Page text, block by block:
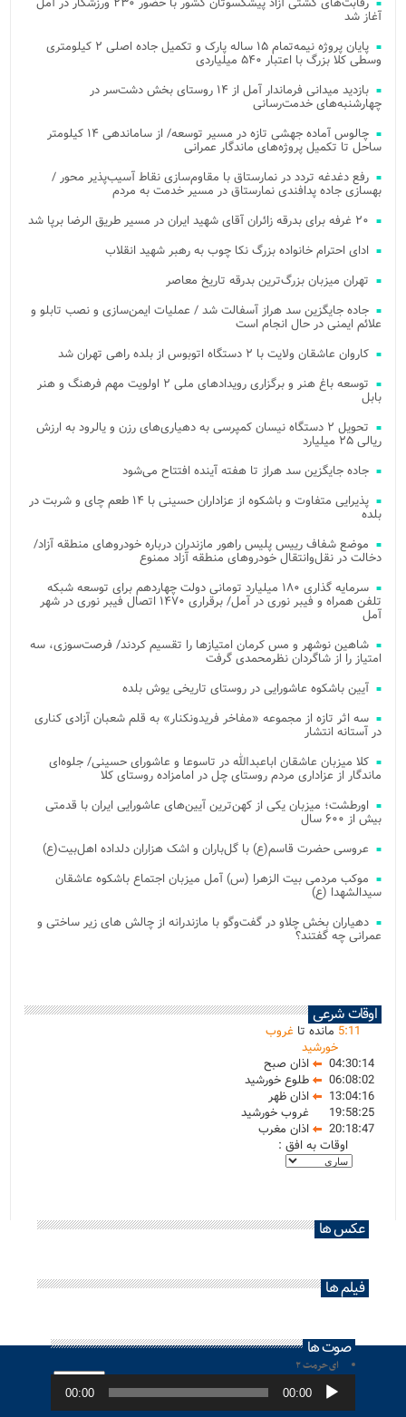
آغاز شد
پایان پروژه نیمه‌تمام ۱۵ ساله پارک و تکمیل جاده اصلی ۲ کیلومتری
وسطی کلا بزرگ با اعتبار ۵۴۰ میلیاردی
بازدید میدانی فرماندار آمل از ۱۴ روستای بخش دشت‌سر در
چهارشنبه‌های خدمت‌رسانی
چالوس آماده جهشی تازه در مسیر توسعه/ از ساماندهی ۱۴ کیلومتر
ساحل تا تکمیل پروژه‌های ماندگار عمرانی
رفع دغدغه تردد در نمارستاق با مقاوم‌سازی نقاط آسیب‌پذیر محور /
بهسازی جاده پدافندی نمارستاق در مسیر خدمت به مردم
۲۰ غرفه برای بدرقه زائران آقای شهید ایران در مسیر طریق الرضا برپا شد
ادای احترام خانواده بزرگ نکا چوب به رهبر شهید انقلاب
تهران میزبان بزرگ‌ترین بدرقه تاریخ معاصر
جاده جایگزین سد هراز آسفالت شد / عملیات ایمن‌سازی و نصب تابلو و
علائم ایمنی در حال انجام است
کاروان عاشقان ولایت با ۲ دستگاه اتوبوس از بلده راهی تهران شد
توسعه باغ هنر و برگزاری رویدادهای ملی ۲ اولویت مهم فرهنگ و هنر
بابل
تحویل ۲ دستگاه نیسان کمپرسی به دهیاری‌های رزن و یالرود به ارزش
ریالی ۲۵ میلیارد
جاده جایگزین سد هراز تا هفته آینده افتتاح می‌شود
پذیرایی متفاوت و باشکوه از عزاداران حسینی با ۱۴ طعم چای و شربت در
بلده
موضع شفاف رییس پلیس راهور مازندران درباره خودروهای منطقه آزاد/
دخالت در نقل‌وانتقال خودروهای منطقه آزاد ممنوع
سرمایه گذاری ۱۸۰ میلیارد تومانی دولت چهاردهم برای توسعه شبکه
تلفن همراه و فیبر نوری در آمل/ برقراری ۱۴۷۰ اتصال فیبر نوری در شهر
آمل
شاهین نوشهر و مس کرمان امتیازها را تقسیم کردند/ فرصت‌سوزی، سه
امتیاز را از شاگردان نظرمحمدی گرفت
آیین باشکوه عاشورایی در روستای تاریخی یوش بلده
سه اثر تازه از مجموعه «مفاخر فریدونکنار» به قلم شعبان آزادی کناری
در آستانه انتشار
کلا میزبان عاشقان اباعبدالله در تاسوعا و عاشورای حسینی/ جلوه‌ای
ماندگار از عزاداری مردم روستای چل در امامزاده روستای کلا
اورطشت؛ میزبان یکی از کهن‌ترین آیین‌های عاشورایی ایران با قدمتی
بیش از ۶۰۰ سال
عروسی حضرت قاسم(ع) با گل‌باران و اشک هزاران دلداده اهل‌بیت(ع)
موکب مردمی بیت‌ الزهرا (س) آمل میزبان اجتماع باشکوه عاشقان
سیدالشهدا (ع)
دهیاران بخش چلاو در گفت‌وگو با مازندرانه از چالش های زیر ساختی و
عمرانی چه گفتند؟
اوقات شرعی
5:11 مانده تاغروب
خورشید
04:30:14
اذان صبح
06:08:02
طلوع خورشید
13:04:16
اذان ظهر
19:58:25
غروب خورشید
20:18:47
اذان مغرب
اوقات به افق :
عکس ها
فیلم ها
صوت ها
ای حرمت ۲
پخش‌کننده
صوت 00:00
00:00